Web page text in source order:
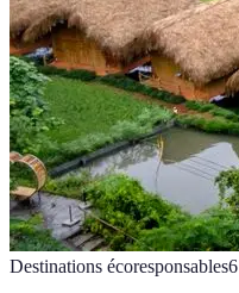
Destinations écoresponsables6